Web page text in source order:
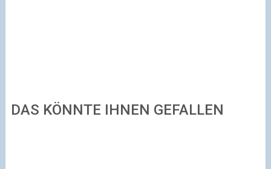
DAS KÖNNTE IHNEN GEFALLEN